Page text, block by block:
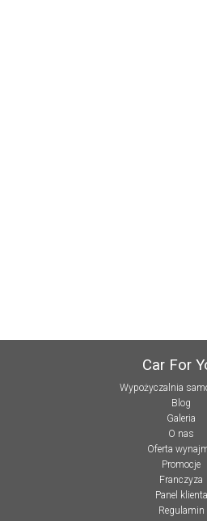
Car For
Wypożyczalnia
Blog
Galeria
O nas
Oferta
Promocje
Franczyza
Panel klienta
Regulamin